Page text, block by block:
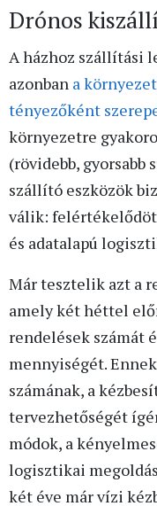
Drónos
A házhoz szállítási
azonban a
tényezőként
környezetre
(rövidebb,
szállító eszközök
válik:
és adatalapú
Már tesztelik azt a
amely két héttel
rendelések számát
mennyiségét.
számának, a
tervezhetőségét
módok, a
logisztikai
két éve már vízi